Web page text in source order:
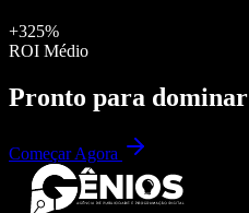
+325%
ROI Médio
Pronto para dominar
Começar Agora